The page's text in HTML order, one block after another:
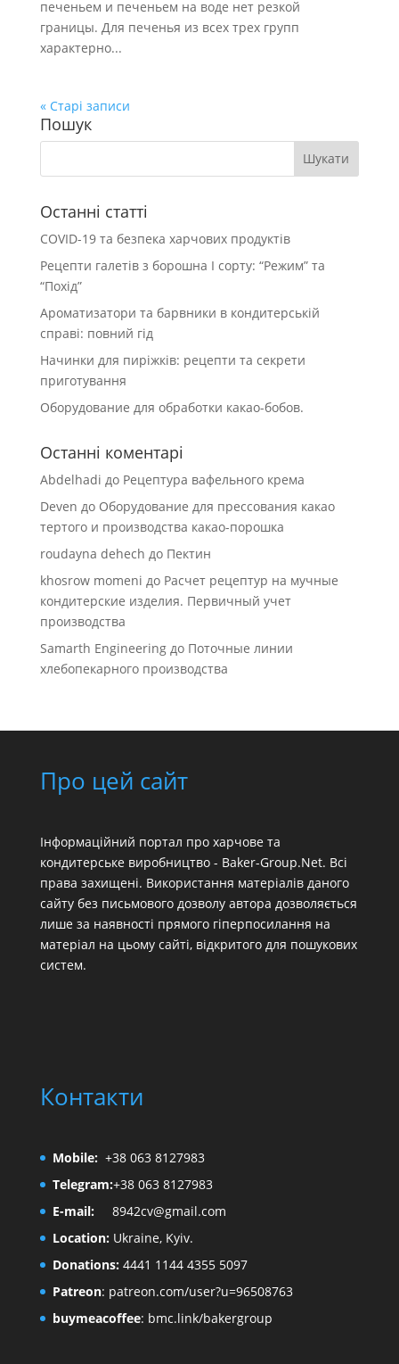
печеньем и печеньем на воде нет резкой
границы. Для печенья из всех трех групп
характерно...
« Старі записи
Пошук
Останні статті
COVID-19 та безпека харчових продуктів
Рецепти галетів з борошна І сорту: “Режим” та
“Похід”
Ароматизатори та барвники в кондитерській
справі: повний гід
Начинки для пиріжків: рецепти та секрети
приготування
Оборудование для обработки какао-бобов.
Останні коментарі
Abdelhadi до Рецептура вафельного крема
Deven до Оборудование для прессования какао
тертого и производства какао-порошка
roudayna dehech до Пектин
khosrow momeni до Расчет рецептур на мучные
кондитерские изделия. Первичный учет
производства
Samarth Engineeringдо Поточные линии
хлебопекарного производства
Про цей сайт
Інформаційний портал про харчове та
кондитерське виробництво - Baker-Group.Net. Всі
права захищені. Використання матеріалів даного
сайту без письмового дозволу автора дозволяється
лише за наявності прямого гіперпосилання на
матеріал на цьому сайті, відкритого для пошукових
систем.
Контакти
Mobile: +38 063 8127983
Telegram:+38 063 8127983
E-mail:
8942cv@gmail.com
Location:Ukraine, Kyiv.
Donations:4441 1144 4355 5097
Patreon: patreon.com/user?u=96508763
buymeacoffee: bmc.link/bakergroup